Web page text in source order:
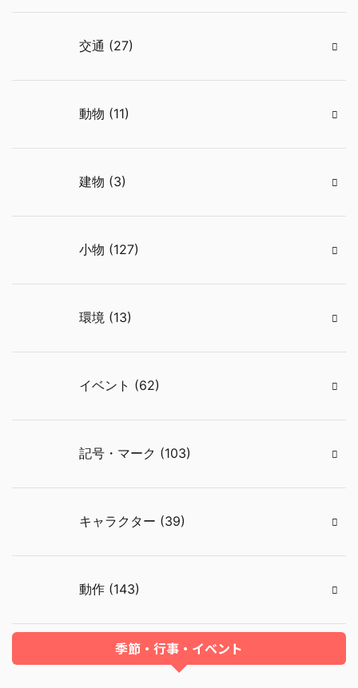
交通 (27)
動物 (11)
建物 (3)
小物 (127)
環境 (13)
イベント (62)
記号・マーク (103)
キャラクター (39)
動作 (143)
季節・行事・イベント